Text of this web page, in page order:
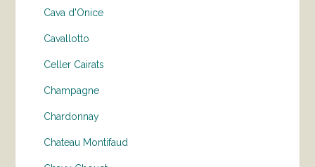
Cava d'Onice
Cavallotto
Celler Cairats
Champagne
Chardonnay
Chateau Montifaud